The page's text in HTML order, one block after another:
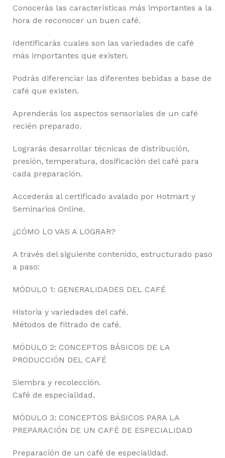
Conocerás las características más importantes a la
hora de reconocer un buen café.
Identificarás cuales son las variedades de café
más importantes que existen.
Podrás diferenciar las diferentes bebidas a base de
café que existen.
Aprenderás los aspectos sensoriales de un café
recién preparado.
Lograrás desarrollar técnicas de distribución,
presión, temperatura, dosificación del café para
cada preparación.
Accederás al certificado avalado por Hotmart y
Seminarios Online.
¿CÓMO LO VAS A LOGRAR?
A través del siguiente contenido, estructurado paso
a paso:
MÓDULO 1: GENERALIDADES DEL CAFÉ
Historia y variedades del café.
Métodos de filtrado de café.
MÓDULO 2: CONCEPTOS BÁSICOS DE LA
PRODUCCIÓN DEL CAFÉ
Siembra y recolección.
Café de especialidad.
MÓDULO 3: CONCEPTOS BÁSICOS PARA LA
PREPARACIÓN DE UN CAFÉ DE ESPECIALIDAD
Preparación de un café de especialidad.